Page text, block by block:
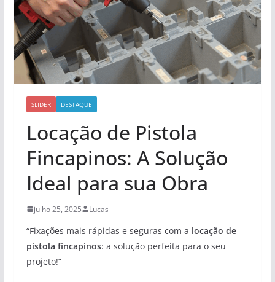
SLIDER DESTAQUE
Locação de Pistola
Fincapinos: A Solução
Ideal para sua Obra
julho 25, 2025 Lucas
“Fixações mais rápidas e seguras com a locação de
pistola fincapinos: a solução perfeita para o seu
projeto!”